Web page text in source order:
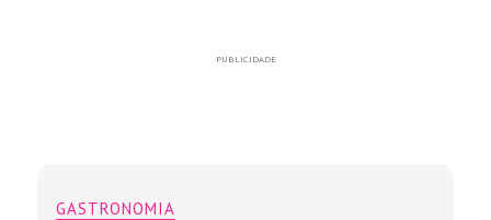
PUBLICIDADE
GASTRONOMIA